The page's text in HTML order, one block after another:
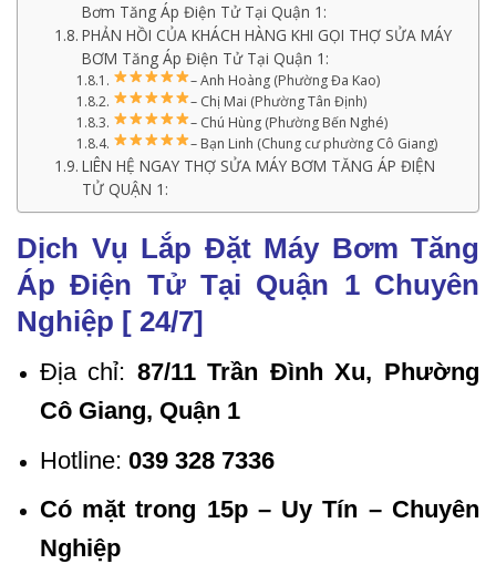
Bơm Tăng Áp Điện Tử Tại Quận 1:
PHẢN HỒI CỦA KHÁCH HÀNG KHI GỌI THỢ SỬA MÁY
BƠM Tăng Áp Điện Tử Tại Quận 1:
– Anh Hoàng (Phường Đa Kao)
– Chị Mai (Phường Tân Định)
– Chú Hùng (Phường Bến Nghé)
– Bạn Linh (Chung cư phường Cô Giang)
LIÊN HỆ NGAY THỢ SỬA MÁY BƠM TĂNG ÁP ĐIỆN
TỬ QUẬN 1:
Dịch Vụ Lắp Đặt Máy Bơm Tăng
Áp Điện Tử Tại Quận 1 Chuyên
Nghiệp [ 24/7]
Địa chỉ: 87/11 Trần Đình Xu, Phường
Cô Giang, Quận 1
Hotline: 039 328 7336
Có mặt trong 15p – Uy Tín – Chuyên
Nghiệp